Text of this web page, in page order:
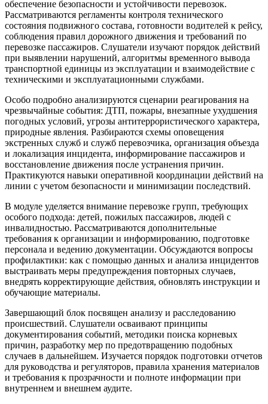
обеспечение безопасности и устойчивости перевозок.
Рассматриваются регламенты контроля технического
состояния подвижного состава, готовности водителей к рейсу,
соблюдения правил дорожного движения и требований по
перевозке пассажиров. Слушатели изучают порядок действий
при выявлении нарушений, алгоритмы временного вывода
транспортной единицы из эксплуатации и взаимодействие с
техническими и эксплуатационными службами.
Особо подробно анализируются сценарии реагирования на
чрезвычайные события: ДТП, пожары, внезапные ухудшения
погодных условий, угрозы антитеррористического характера,
природные явления. Разбираются схемы оповещения
экстренных служб и служб перевозчика, организация объезда
и локализация инцидента, информирование пассажиров и
восстановление движения после устранения причин.
Практикуются навыки оперативной координации действий на
линии с учетом безопасности и минимизации последствий.
В модуле уделяется внимание перевозке групп, требующих
особого подхода: детей, пожилых пассажиров, людей с
инвалидностью. Рассматриваются дополнительные
требования к организации и информированию, подготовке
персонала и ведению документации. Обсуждаются вопросы
профилактики: как с помощью данных и анализа инцидентов
выстраивать меры предупреждения повторных случаев,
внедрять корректирующие действия, обновлять инструкции и
обучающие материалы.
Завершающий блок посвящен анализу и расследованию
происшествий. Слушатели осваивают принципы
документирования событий, методики поиска корневых
причин, разработку мер по предотвращению подобных
случаев в дальнейшем. Изучается порядок подготовки отчетов
для руководства и регуляторов, правила хранения материалов
и требования к прозрачности и полноте информации при
внутреннем и внешнем аудите.